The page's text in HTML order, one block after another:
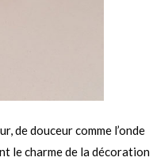
de douceur comme l’onde
le charme de la décoration